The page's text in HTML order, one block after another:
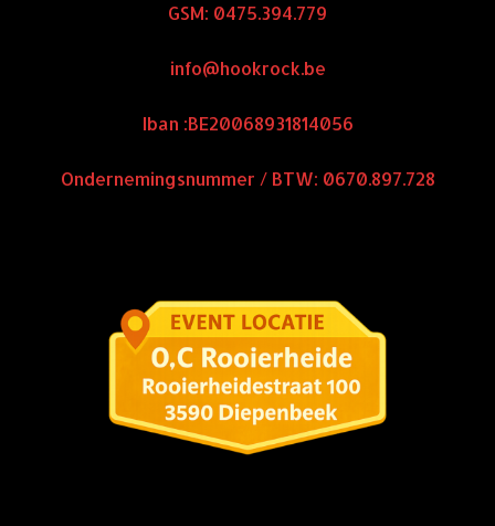
GSM: 0475.394.779
info@hookrock.be
Iban :BE20068931814056
Ondernemingsnummer / BTW: 0670.897.728